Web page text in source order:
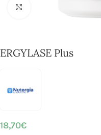
ERGYLASE Plus
18,70€